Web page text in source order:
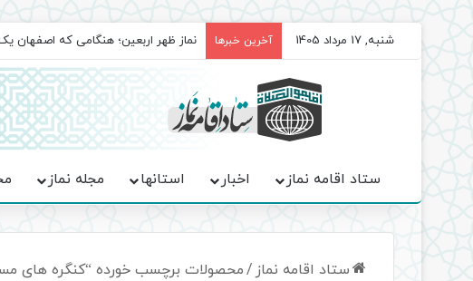
شنبه, 17 مرداد 1405 آخرین خبرها نماز ظهر اربعین؛ هنگامی که اصفهان یک
ستاد اقامه نماز اخبار استانها مجله نماز
ستاد اقامه نماز /محصولات برچسب خورده “کنگره های